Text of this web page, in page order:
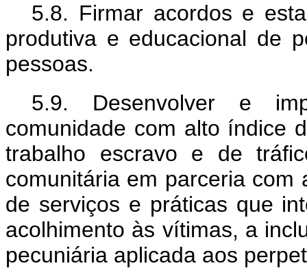
5.8. Firmar acordos e
produtiva e educacional de
pessoas.
5.9. Desenvolver e
comunidade com alto índice
trabalho escravo e de
comunitária em parceria com
de serviços e práticas que
acolhimento às vítimas, a
pecuniária aplicada aos